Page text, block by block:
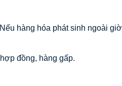
hàng hóa phát sinh ngoài giờ
đồng, hàng gấp.